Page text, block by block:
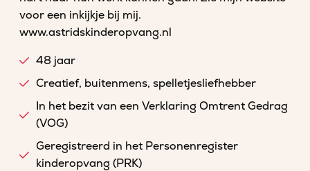
voor een inkijkje bij mij.
www.astridskinderopvang.nl
48 jaar
Creatief, buitenmens, spelletjesliefhebber
In het bezit van een Verklaring Omtrent Gedrag
(VOG)
Geregistreerd in het Personenregister
kinderopvang (PRK)